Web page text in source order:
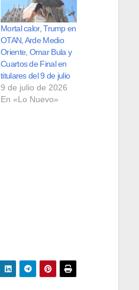
Mortal calor, Trump en
OTAN, Arde Medio
Oriente, Omar Bula y
Cuartos de Final en
titulares del 9 de julio
9 de julio de 2026
En «Lo Nuevo»